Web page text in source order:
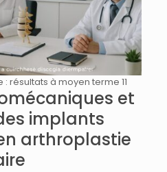
résultats à moyen terme 11
et
implants
arthroplastie